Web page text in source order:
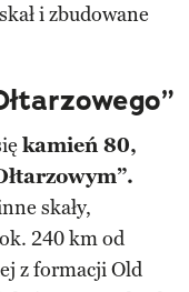
i zbudowane
kamień 80,
skały,
240 km od
z formacji Old